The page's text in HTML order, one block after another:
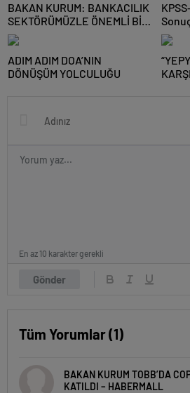
BAKAN KURUM: BANKACILIK
SEKTÖRÜMÜZLE ÖNEMLİ BİR
ADIM ATTIK
ADIM ADIM DOA’NIN
DÖNÜŞÜM YOLCULUĞU
Gönder
En az 10 karakter gerekli
Tüm Yorumlar (1)
BAKAN KURUM TOBB’DA
KATILDI – HABERMALL